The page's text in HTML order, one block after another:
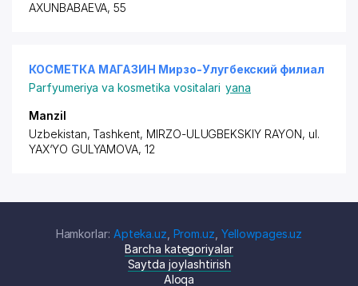
AXUNBABAEVA, 55
КОСМЕТКА МАГАЗИН Мирзо-Улугбекский филиал
Parfyumeriya va kosmetika vositalari yana
Manzil
Uzbekistan, Tashkent, MIRZO-ULUGBEKSKIY RAYON, ul.
YAX‘YO GULYAMOVA, 12
Hamkorlar: Apteka.uz Prom.uz ,Yellowpages.uz
Barcha kategoriyalar
Saytda joylashtirish
Aloqa